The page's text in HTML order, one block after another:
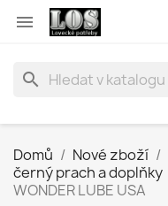

search
Domů Nové zboží
černý prach a doplňky
WONDER LUBE USA